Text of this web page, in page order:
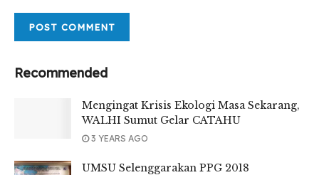
Recommended
Mengingat Krisis Ekologi Masa Sekarang,
WALHI Sumut Gelar CATAHU
3 YEARS AGO
UMSU Selenggarakan PPG 2018